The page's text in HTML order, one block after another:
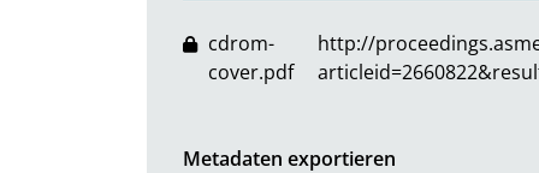
cdrom-
cover.pdf
http://
Metadaten exportieren